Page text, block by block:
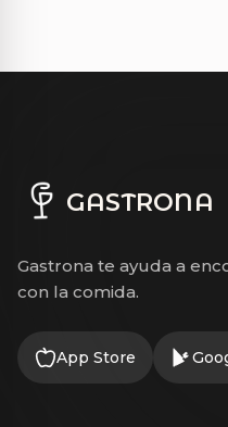
GASTRONA
Gastrona te ayuda a
con la comida.
App Store